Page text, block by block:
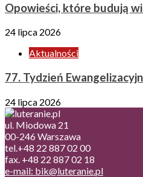
Opowieści, które budują
24 lipca 2026
Aktualności
77. Tydzień
24 lipca 2026
ul. Miodowa 21
00-246 Warszawa
tel.+48 22 887 02 00
fax. +48 22 887 02 18
e-mail: bik@luteranie.pl